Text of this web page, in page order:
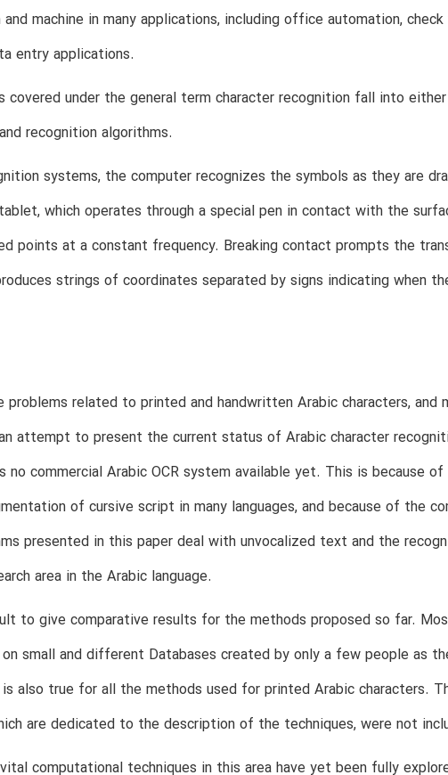
machine in many applications, including office automation,
entry applications.
covered under the general term character recognition fall into
recognition algorithms.
systems, the computer recognizes the symbols as they are
which operates through a special pen in contact with the
points at a constant frequency. Breaking contact prompts the
strings of coordinates separated by signs indicating when
problems related to printed and handwritten Arabic characters, and
attempt to present the current status of Arabic character
no commercial Arabic OCR system available yet. This is because
of cursive script in many languages, and because of the
presented in this paper deal with unvocalized text and the
area in the Arabic language.
to give comparative results for the methods proposed so far.
small and different Databases created by only a few people as
also true for all the methods used for printed Arabic characters.
are dedicated to the description of the techniques, were not
computational techniques in this area have yet been fully